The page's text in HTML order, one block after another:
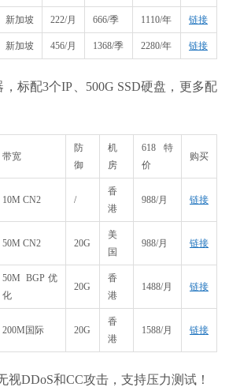
新加坡 222/月 666/季 1110/年 链接
新加坡 456/月 1368/季 2280/年 链接
标配3个IP、500G SSD硬盘，更多配
带宽
防
御
机
房
618特
价
购买
10M CN2 /
香
港
988/月 链接
50M CN2 20G
美
国
988/月 链接
50M BGP优
化
20G
香
港
1488/月 链接
200M国际 20G
香
港
1588/月 链接
视DDoS和CC攻击，支持压力测试！